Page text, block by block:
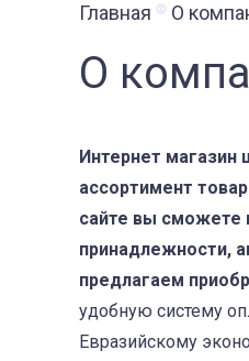
Главная О
О
Интернет магазин
ассортимент
сайте вы сможете
принадлежности,
предлагаем
удобную систему
Евразийскому